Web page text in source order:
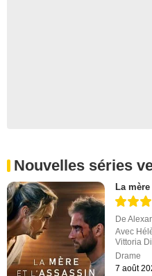
Nouvelles séries
La
De
Avec
Vittoria
Drame
7 août